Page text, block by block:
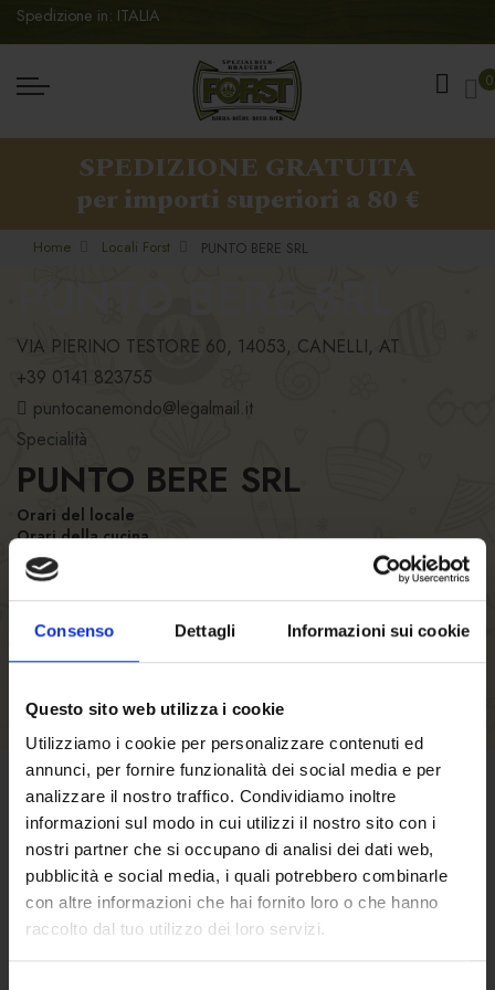
Consenso Dettagli Informazioni sui cookie
Questo sito web utilizza i cookie
Utilizziamo i cookie per personalizzare contenuti ed
annunci, per fornire funzionalità dei social media e per
analizzare il nostro traffico. Condividiamo inoltre
informazioni sul modo in cui utilizzi il nostro sito con i
nostri partner che si occupano di analisi dei dati web,
pubblicità e social media, i quali potrebbero combinarle
con altre informazioni che hai fornito loro o che hanno
raccolto dal tuo utilizzo dei loro servizi.
Spedizione in: ITALIA
0
SPEDIZIONE GRATUITA
per importi superiori a 80 €
Home Locali Forst PUNTO BERE SRL
VIA PIERINO TESTORE 60, 14053, CANELLI, AT
+39 0141 823755
puntocanemondo@legalmail.it
Specialità
PUNTO BERE SRL
Orari del locale
Orari della cucina
Numero posti
CONDIZIONI DI VENDITA
Clicca quiper scoprire termini e condizioni
di vendita.